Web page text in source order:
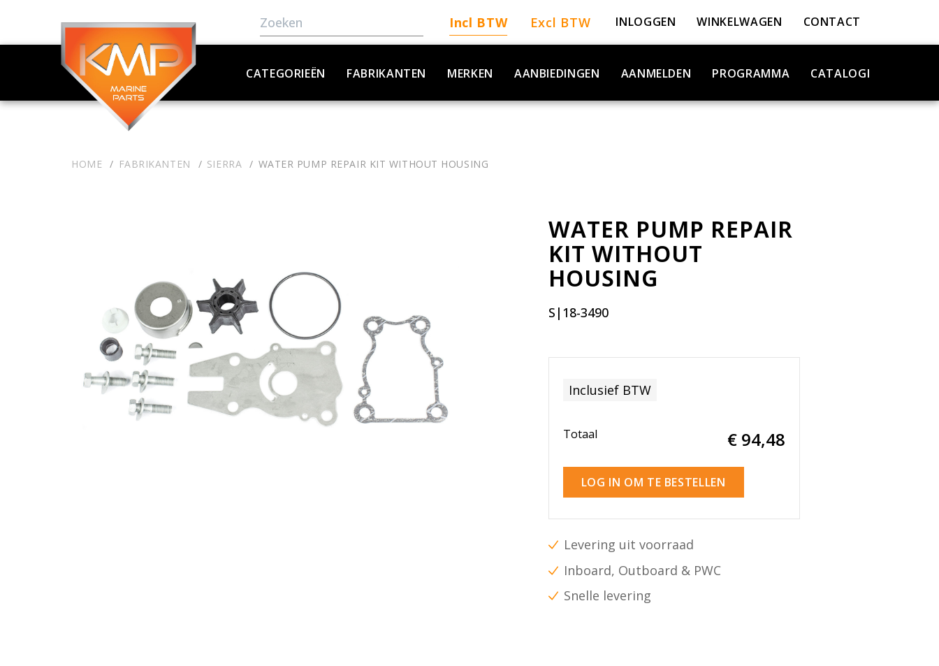
Incl BTW Excl BTW INLOGGEN WINKELWAGEN CONTACT
CATEGORIEËN FABRIKANTEN MERKEN AANBIEDINGEN AANMELDEN PROGRAMMA CATALOGI
HOME FABRIKANTEN SIERRA WATER PUMP REPAIR KIT WITHOUT HOUSING
WATER PUMP REPAIR
KIT WITHOUT
HOUSING
S|18-3490
Inclusief BTW
Totaal € 94,48
LOG IN OM TE BESTELLEN
Levering uit voorraad
Inboard, Outboard & PWC
Snelle levering